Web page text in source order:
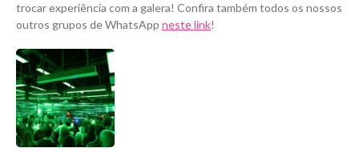
trocar experiência com a galera! Confira também todos os nossos
outros grupos de WhatsApp neste link!